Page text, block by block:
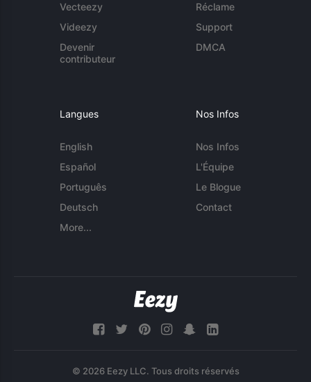
Vecteezy
Videezy
Devenir
contributeur
Réclame
Support
DMCA
Langues
English
Español
Português
Deutsch
More...
Nos Infos
Nos Infos
L'Équipe
Le Blogue
Contact
© 2026 Eezy LLC. Tous droits réservés